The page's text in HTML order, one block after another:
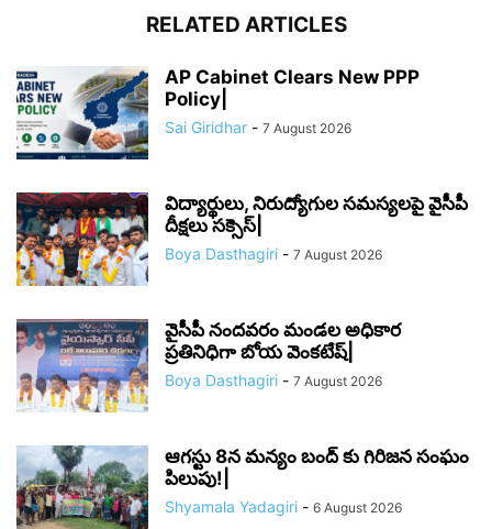
RELATED ARTICLES
AP Cabinet Clears New PPP
Policy|
Sai Giridhar - 7 August 2026
విద్యార్థులు, నిరుద్యోగుల సమస్యలపై వైసీపీ
దీక్షలు సక్సెస్|
Boya Dasthagiri - 7 August 2026
వైసీపీ నందవరం మండల అధికార
ప్రతినిధిగా బోయ వెంకటేష్|
Boya Dasthagiri - 7 August 2026
ఆగస్టు 8న మన్యం బంద్ కు గిరిజన సంఘం
పిలుపు!|
Shyamala Yadagiri - 6 August 2026